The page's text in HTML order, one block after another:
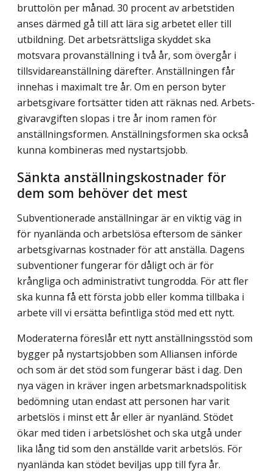
bruttolön per månad. 30 procent av arbetstiden
anses därmed gå till att lära sig arbetet eller till
utbildning. Det arbetsrättsliga skyddet ska
motsvara provanställ­ning i två år, som övergår i
tillsvidareanställning därefter. Anställningen får
innehas i maximalt tre år. Om en person byter
arbetsgivare fortsätter tiden att räknas ned. Arbets­
givaravgiften slopas i tre år inom ramen för
anställningsformen. Anställningsformen ska också
kunna kombineras med nystartsjobb.
Sänkta anställningskostnader för
dem som behöver det mest
Subventionerade anställningar är en viktig väg in
för nyanlända och arbetslösa eftersom de sänker
arbetsgivarnas kostnader för att anställa. Dagens
subventioner fungerar för dåligt och är för
krångliga och administrativt tungrodda. För att fler
ska kunna få ett första jobb eller komma tillbaka i
arbete vill vi ersätta befintliga stöd med ett nytt.
Moderaterna föreslår ett nytt anställningsstöd som
bygger på nystartsjobben som Alliansen införde
och som är det stöd som fungerar bäst i dag. Den
nya vägen in kräver ingen arbetsmarknadspolitisk
bedömning utan endast att personen har varit
arbetslös i minst ett år eller är nyanländ. Stödet
ökar med tiden i arbetslöshet och ska utgå under
lika lång tid som den anställde varit arbetslös. För
nyanlända kan stödet beviljas upp till fyra år.